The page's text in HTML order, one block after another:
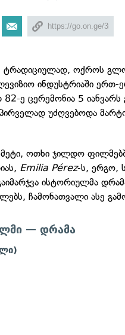
ტრადიციულად, ოქროს
ინდუსტრიაში ერთ-
ე ცერემონია 5 იანვარს
უძღვებოდა
ოთხი ჯილდო
Emilia Pérez-ს, ერგო,
ისტორიულმა
ჩამონათვალი ასე
— დრამა